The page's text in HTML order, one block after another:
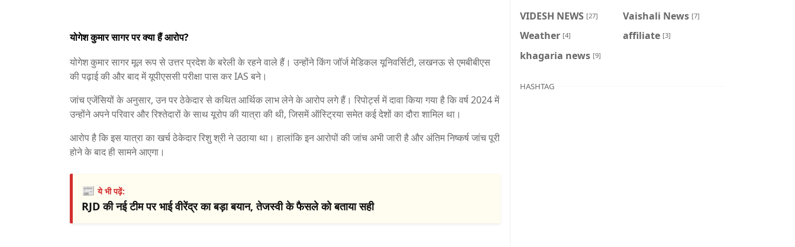
योगेश कुमार सागर पर क्या हैं आरोप?
योगेश कुमार सागर मूल रूप से उत्तर प्रदेश के बरेली के रहने वाले हैं। उन्होंने किंग जॉर्ज मेडिकल यूनिवर्सिटी, लखनऊ से एमबीबीएस
की पढ़ाई की और बाद में यूपीएससी परीक्षा पास कर IAS बने।
जांच एजेंसियों के अनुसार, उन पर ठेकेदार से कथित आर्थिक लाभ लेने के आरोप लगे हैं। रिपोर्ट्स में दावा किया गया है कि वर्ष 2024 में
उन्होंने अपने परिवार और रिश्तेदारों के साथ यूरोप की यात्रा की थी, जिसमें ऑस्ट्रिया समेत कई देशों का दौरा शामिल था।
आरोप है कि इस यात्रा का खर्च ठेकेदार रिशु श्री ने उठाया था। हालांकि इन आरोपों की जांच अभी जारी है और अंतिम निष्कर्ष जांच पूरी
होने के बाद ही सामने आएगा।
📰ये भी पढ़ें:
RJD की नई टीम पर भाई वीरेंद्र का बड़ा बयान, तेजस्वी के फैसले को बताया सही
VIDESH NEWS [27] Vaishali News [7]
Weather [4] affiliate [3]
khagaria news [9]
HASHTAG